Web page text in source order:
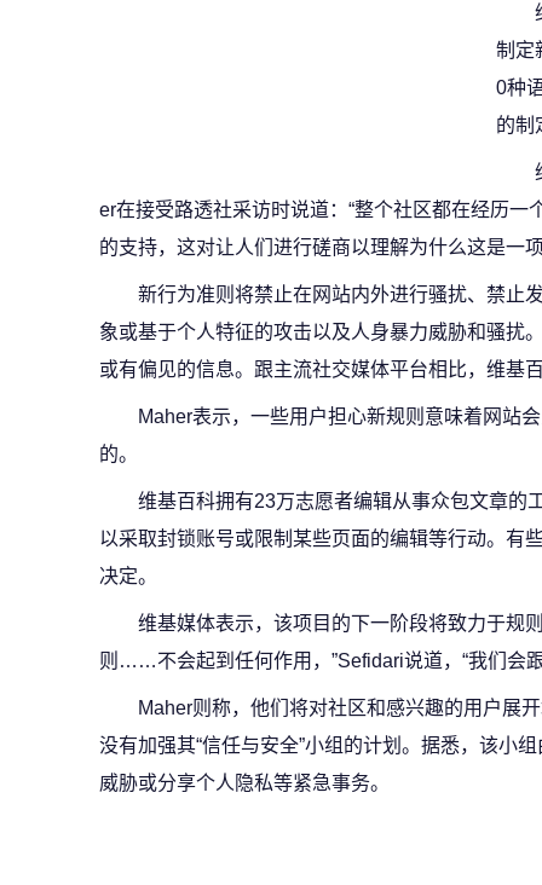
制定
0种
的制
er在接受路透社采访时说道：“整个社区都在经历
的支持，这对让人们进行磋商以理解为什么这是一
新行为准则将禁止在网站内外进行骚扰、禁止
象或基于个人特征的攻击以及人身暴力威胁和骚扰
或有偏见的信息。跟主流社交媒体平台相比，维基
Maher表示，一些用户担心新规则意味着网站
的。
维基百科拥有23万志愿者编辑从事众包文章的
以采取封锁账号或限制某些页面的编辑等行动。有
决定。
维基媒体表示，该项目的下一阶段将致力于规
则……不会起到任何作用，”Sefidari说道，“我们会
Maher则称，他们将对社区和感兴趣的用户展
没有加强其“信任与安全”小组的计划。据悉，该小
威胁或分享个人隐私等紧急事务。